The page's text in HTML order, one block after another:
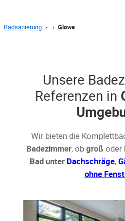
Badsanierung › › Glowe
Unsere
Referenzen in
Wir bieten die
Badezimmer, obgroß oder
Bad unter Dachschräge,
ohne